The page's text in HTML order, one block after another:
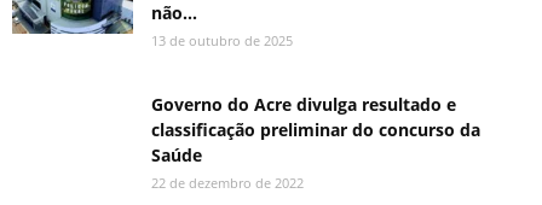
não...
13 de outubro de 2025
Governo do Acre divulga resultado e
classificação preliminar do concurso da
Saúde
22 de dezembro de 2022